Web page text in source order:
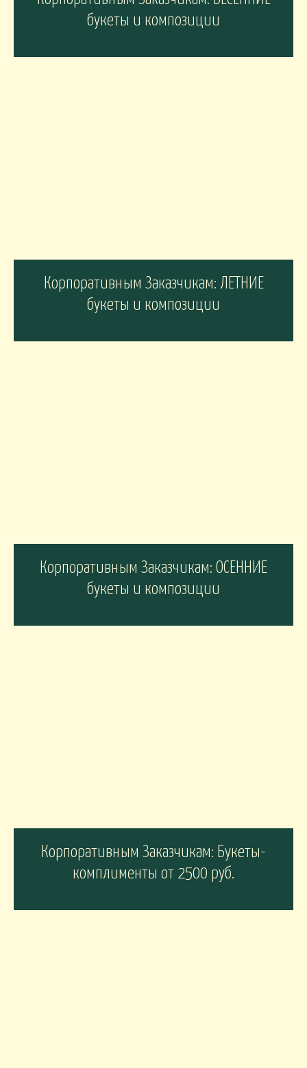
букеты и композиции
Корпоративным Заказчикам: ЛЕТНИЕ
букеты и композиции
Корпоративным Заказчикам: ОСЕННИЕ
букеты и композиции
Корпоративным Заказчикам: Букеты-
комплименты от 2500 руб.